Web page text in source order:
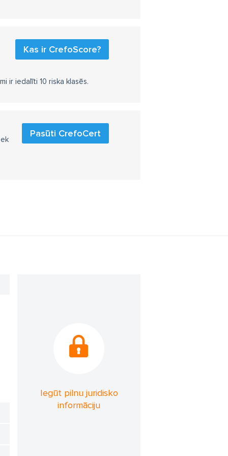
Kas ir CrefoScore?
ir iedalīti 10 riska klasēs.
Pasūti CrefoCert
Iegūt pilnu juridisko
informāciju